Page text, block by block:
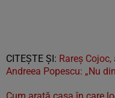
CITEȘTE ȘI: Rareș
Andreea Popescu: „Nu
Cum arată casa în care